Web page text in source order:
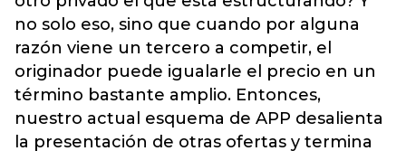
no solo eso, sino que cuando por alguna
razón viene un tercero a competir, el
originador puede igualarle el precio en un
término bastante amplio. Entonces,
nuestro actual esquema de APP desalienta
la presentación de otras ofertas y termina